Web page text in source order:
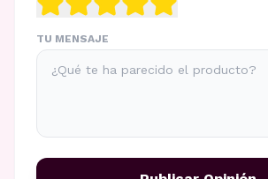
TU MENSAJE